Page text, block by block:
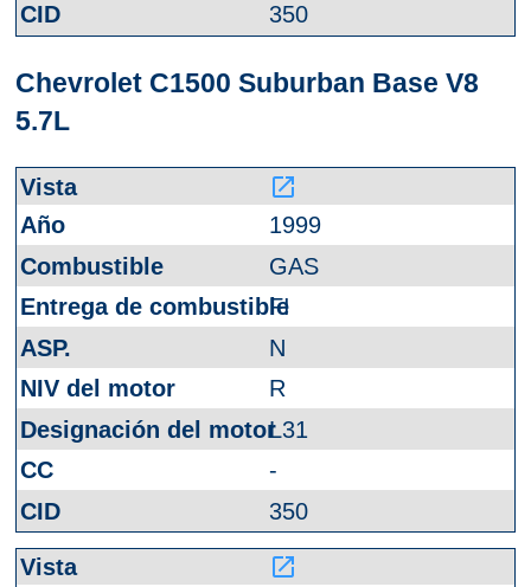
350
Chevrolet C1500 Suburban Base V8
5.7L
launch
1999
GAS
FI
N
R
L31
-
350
launch